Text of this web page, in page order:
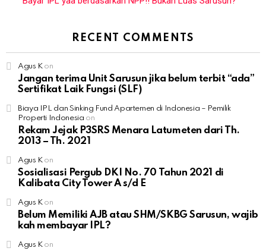
RECENT COMMENTS
Agus Kon
Jangan terima Unit Sarusun jika belum terbit “ada”
Sertifikat Laik Fungsi (SLF)
Biaya IPL dan Sinking Fund Apartemen di Indonesia – Pemilik
Properti Indonesia on
Rekam Jejak P3SRS Menara Latumeten dari Th.
2013 – Th. 2021
Agus Kon
Sosialisasi Pergub DKI No. 70 Tahun 2021 di
Kalibata City Tower A s/d E
Agus Kon
Belum Memiliki AJB atau SHM/SKBG Sarusun, wajib
kah membayar IPL?
Agus Kon